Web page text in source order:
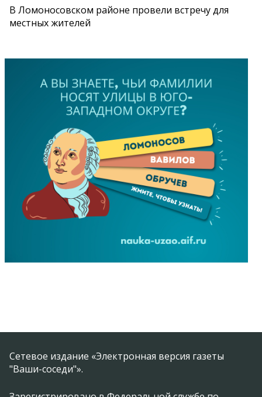
В Ломоносовском районе провели встречу для
местных жителей
Сетевое издание «Электронная версия газеты
"Ваши-соседи"».